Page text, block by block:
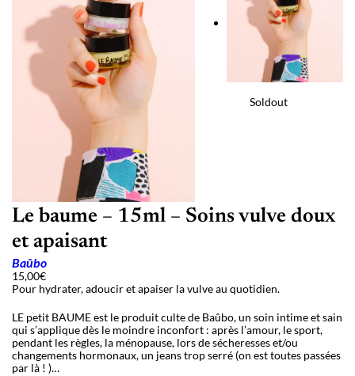
Soldout
Le baume – 15ml – Soins vulve doux
et apaisant
Baûbo
15,00€
Pour hydrater, adoucir et apaiser la vulve au quotidien.
LE petit BAUME est le produit culte de Baûbo, un soin intime et sain
qui s’applique dès le moindre inconfort : après l’amour, le sport,
pendant les règles, la ménopause, lors de sécheresses et/ou
changements hormonaux, un jeans trop serré (on est toutes passées
par là ! )…